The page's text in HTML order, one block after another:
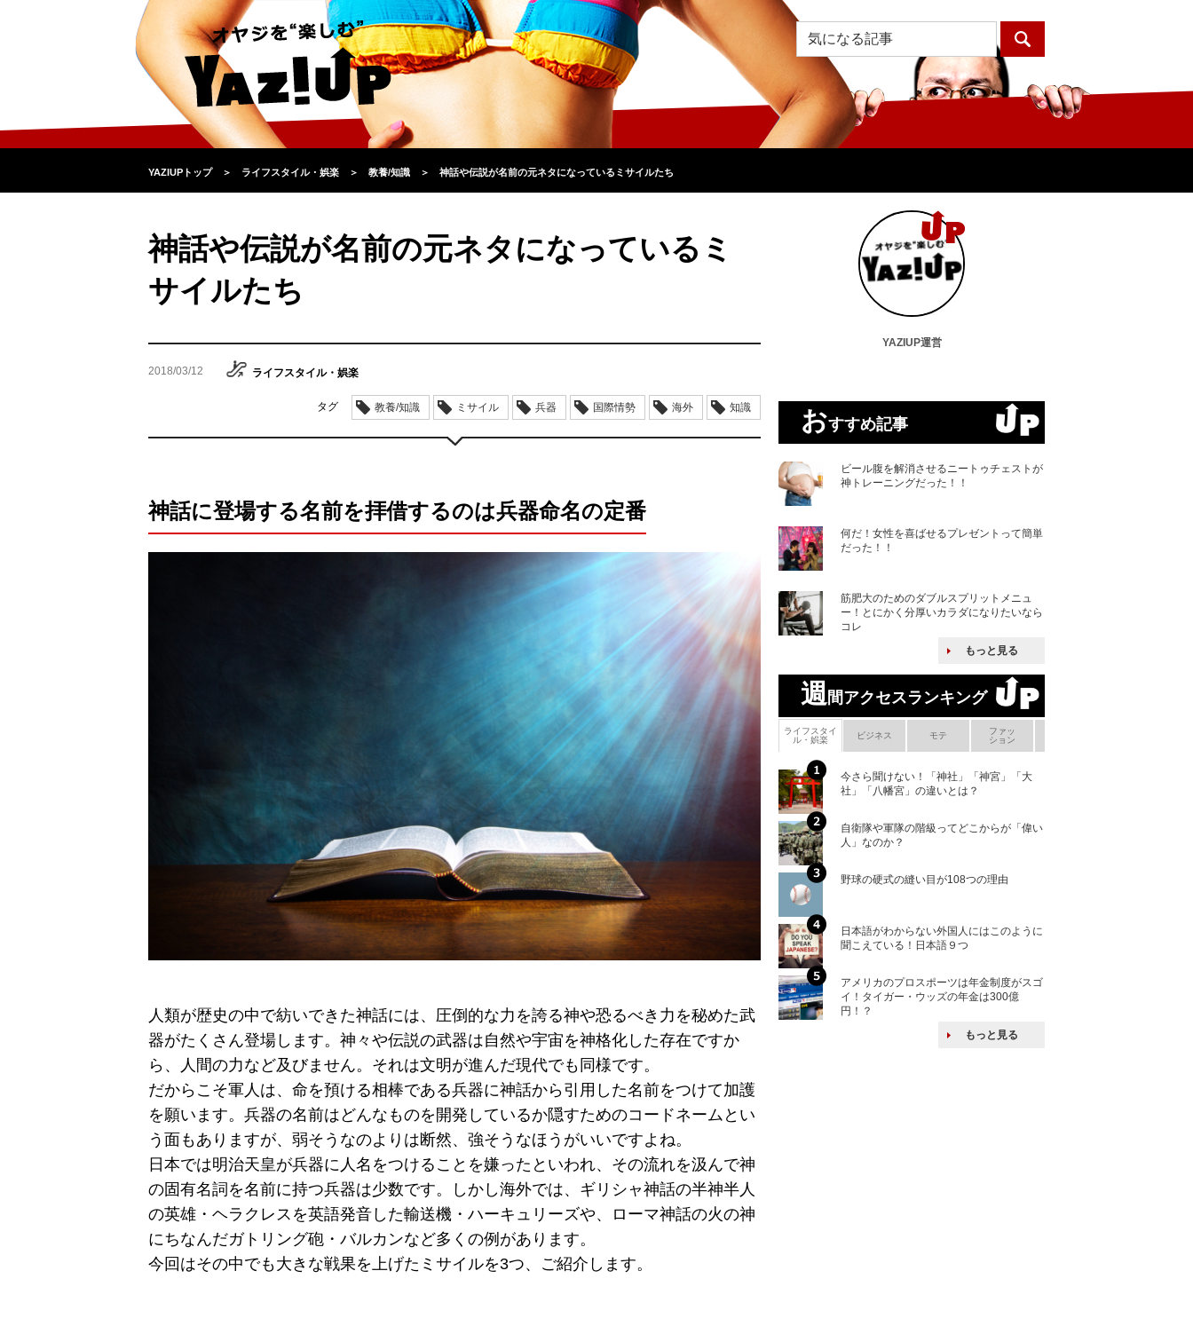
YAZIUPトップ ＞ ライフスタイル・娯楽 ＞ 教養/知識 ＞ 神話や伝説が名前の元ネタになっているミサイルたち
神話や伝説が名前の元ネタになっているミ
サイルたち
2018/03/12 ライフスタイル・娯楽
タグ 教養/知識 ミサイル 兵器 国際情勢 海外 知識
神話に登場する名前を拝借するのは兵器命名の定番
人類が歴史の中で紡いできた神話には、圧倒的な力を誇る神や恐るべき力を秘めた武
器がたくさん登場します。神々や伝説の武器は自然や宇宙を神格化した存在ですか
ら、人間の力など及びません。それは文明が進んだ現代でも同様です。
だからこそ軍人は、命を預ける相棒である兵器に神話から引用した名前をつけて加護
を願います。兵器の名前はどんなものを開発しているか隠すためのコードネームとい
う面もありますが、弱そうなのよりは断然、強そうなほうがいいですよね。
日本では明治天皇が兵器に人名をつけることを嫌ったといわれ、その流れを汲んで神
の固有名詞を名前に持つ兵器は少数です。しかし海外では、ギリシャ神話の半神半人
の英雄・ヘラクレスを英語発音した輸送機・ハーキュリーズや、ローマ神話の火の神
にちなんだガトリング砲・バルカンなど多くの例があります。
今回はその中でも大きな戦果を上げたミサイルを3つ、ご紹介します。
YAZIUP運営
おすすめ記事
ビール腹を解消させるニートゥチェストが
神トレーニングだった！！
何だ！女性を喜ばせるプレゼントって簡単
だった！！
筋肥大のためのダブルスプリットメニュ
ー！とにかく分厚いカラダになりたいなら
コレ
もっと見る
週間アクセスランキング
ライフスタイ
ル・娯楽
ビジネス モテ
ファッ
ション
今さら聞けない！「神社」「神宮」「大
社」「八幡宮」の違いとは？
自衛隊や軍隊の階級ってどこからが「偉い
人」なのか？
野球の硬式の縫い目が108つの理由
日本語がわからない外国人にはこのように
聞こえている！日本語９つ
アメリカのプロスポーツは年金制度がスゴ
イ！タイガー・ウッズの年金は300億
円！？
もっと見る